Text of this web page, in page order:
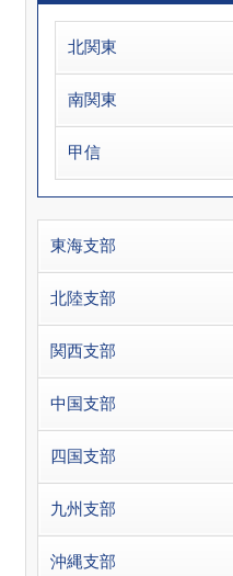
北関東
南関東
甲信
東海支部
北陸支部
関西支部
中国支部
四国支部
九州支部
沖縄支部